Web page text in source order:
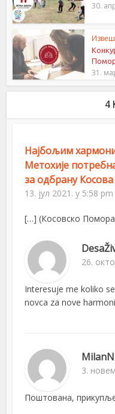
30.
31.
4
Најбољим
Метохије
за одбрану
13. јул 2021. у 5:58 pm
[…] (Косовско
26.
Interesuje me koliko
novca za nove
3.
Поштована,